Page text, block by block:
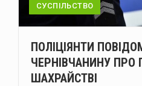
СУСПІЛЬСТВО
ПОЛІЦІЯНТИ
ЧЕРНІВЧАНИНУ ПРО
ШАХРАЙСТВІ